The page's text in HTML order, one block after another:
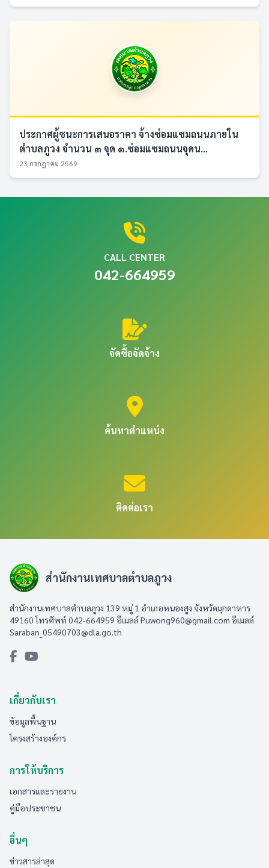
ประกาศผู้ชนะการเสนอราคา จ้างซ่อมแซมถนนภายใน
ตำบลภูวง จำนวน ๓ จุด ๑.ซ่อมแซมถนนจุดน...
23 กรกฎาคม 2569
CALL CENTER
042-664959
จัดซื้อจัดจ้าง
ค้นหาตำแหน่ง
ติดต่อเรา
สำนักงานเทศบาลตำบลภูวง
สำนักงานเทศบาลตำบลภูวง 139 หมู่ 1 อำเภอหนองสูง จังหวัดมุกดาหาร
49160 โทรศัพท์ 042-664959 อีเมลล์Puwong960@gmail.com อีเมลล์
Saraban_05490703@dla.go.th
เกี่ยวกับเรา
ข้อมูลพื้นฐาน
โครงสร้างองค์กร
การให้บริการ
เอกสารและรายงาน
คู่มือประชาชน
อื่นๆ
ข่าวสารล่าสุด